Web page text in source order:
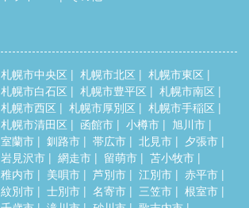
札幌市中央区 札幌市北区
札幌市東区
札幌市白石区
札幌市豊平区
札幌市南区
札幌市西区
札幌市厚別区
札幌市手稲区
札幌市清田区
函館市 小樽市
旭川市
室蘭市
釧路市 帯広市 北見市
夕張市
岩見沢市
網走市 留萌市
苫小牧市
稚内市
美唄市 芦別市 江別市
赤平市
紋別市
士別市 名寄市 三笠市
根室市